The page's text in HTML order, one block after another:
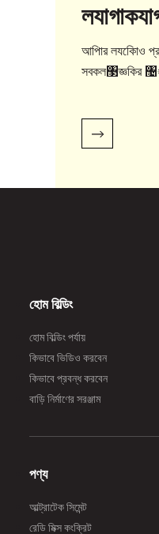
আপিার লযকোিও
সবকল঳জ্ঞকির
হোম বিল্ডিং
হোম বিল্ডিং পর্যায়
কিভাবে ভিডিও করবেন
কিভাবে প্রবন্ধ করবেন
বাড়ি নির্মাণের সরঞ্জাম
পণ্য
আল্ট্রাটেক সিমেন্ট
রেডি মিক্স কংক্রিট